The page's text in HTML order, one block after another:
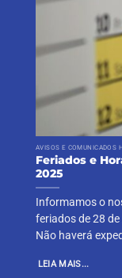
AVISOS E COMUNICADOS
Feriados e
2025
Informamos o
feriados de 28 de
Não haverá
LEIA MAIS...